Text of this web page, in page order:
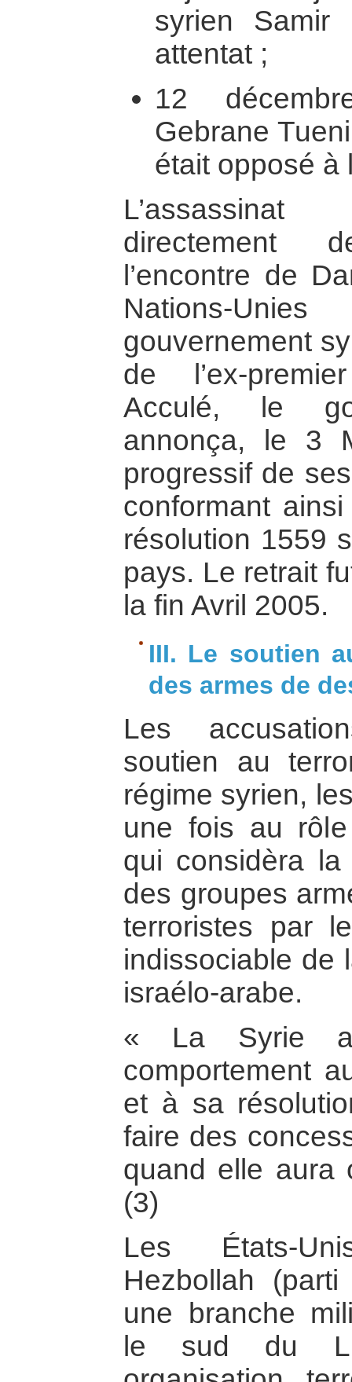
syrien
attentat ;
12
Gebrane
était opposé à
directement
l’encontre de
Nations-
gouvernement
de l’ex-
Acculé, le
annonça, le 3
progressif de
conformant
résolution 1559
pays. Le retrait
la fin Avril 2005.
III. Le soutien
des armes de
Les
soutien au
régime syrien,
une fois au
qui considèra
des groupes
terroristes par
indissociable de
israélo-arabe.
« La Syrie
comportement
et à sa
faire des
quand elle aura
(3)
Les États-
Hezbollah
une branche
le sud du